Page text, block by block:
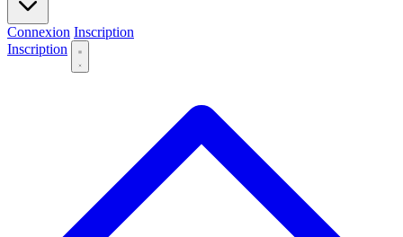
Connexion Inscription
Inscription